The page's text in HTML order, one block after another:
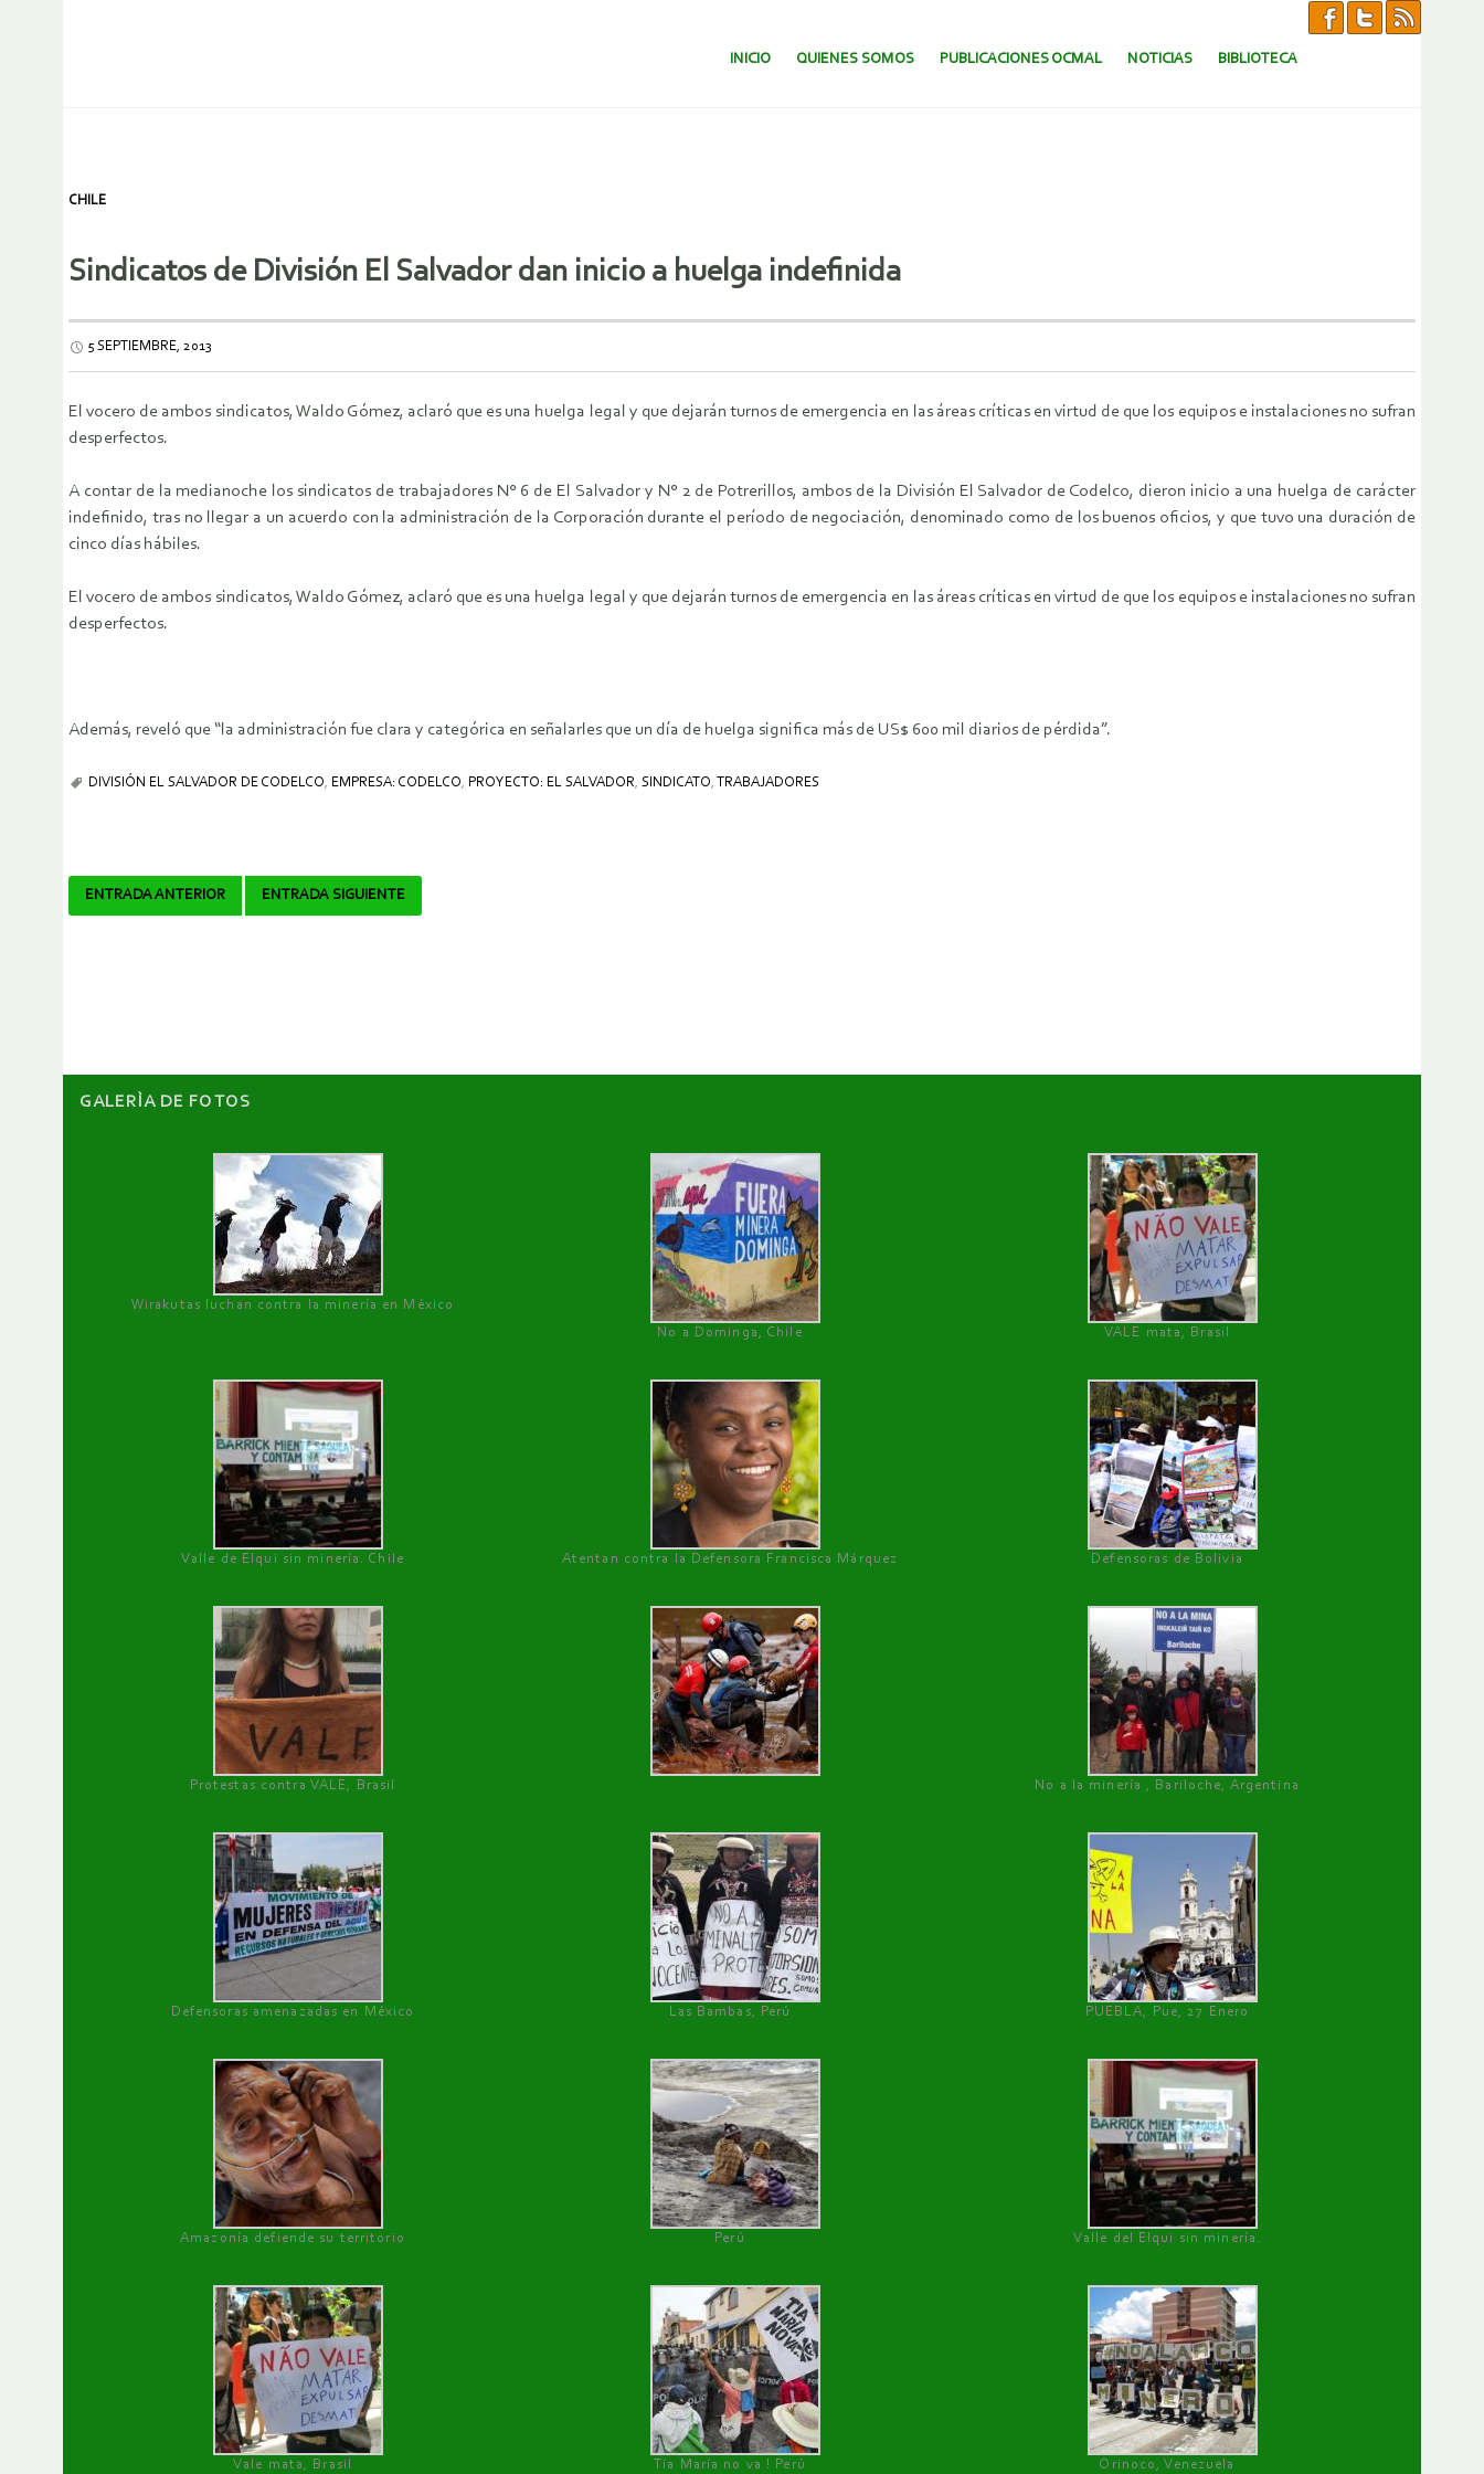
SALTAR AL CONTENIDO.
INICIO QUIENES SOMOS PUBLICACIONES OCMAL NOTICIAS BIBLIOTECA
CHILE
Sindicatos de División El Salvador dan inicio a huelga indefinida
5 SEPTIEMBRE, 2013
El vocero de ambos sindicatos, Waldo Gómez, aclaró que es una huelga legal y que dejarán turnos de emergencia en las áreas críticas en virtud de que los equipos e instalaciones no sufran
desperfectos.
A contar de la medianoche los sindicatos de trabajadores N° 6 de El Salvador y N° 2 de Potrerillos, ambos de la División El Salvador de Codelco, dieron inicio a una huelga de carácter
indefinido, tras no llegar a un acuerdo con la administración de la Corporación durante el período de negociación, denominado como de los buenos oficios, y que tuvo una duración de
cinco días hábiles.
El vocero de ambos sindicatos, Waldo Gómez, aclaró que es una huelga legal y que dejarán turnos de emergencia en las áreas críticas en virtud de que los equipos e instalaciones no sufran
desperfectos.
Además, reveló que “la administración fue clara y categórica en señalarles que un día de huelga significa más de US$ 600 mil diarios de pérdida”.
DIVISIÓN EL SALVADOR DE CODELCO, EMPRESA: CODELCO, PROYECTO: EL SALVADOR, SINDICATO, TRABAJADORES
Navegador
ENTRADA ANTERIOR ENTRADA SIGUIENTE
GALERÌA DE FOTOS
Wirakutas luchan contra la minería en México
No a Dominga, Chile
VALE mata, Brasil
Valle de Elqui sin minería. Chile Atentan contra la Defensora Francisca Márquez Defensoras de Bolivia
Protestas contra VALE, Brasil No a la minería , Bariloche, Argentina
Defensoras amenazadas en México Las Bambas, Perú PUEBLA, Pue, 27 Enero
Amazonía defiende su territorio Perú Valle del Elqui sin minería.
Vale mata, Brasil Tía María no va ! Perú Orinoco, Venezuela